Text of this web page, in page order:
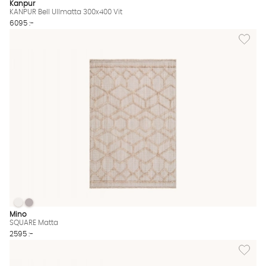
Kanpur
KANPUR Bell Ullmatta 300x400 Vit
6095 :-
Lägg
SQUARE Matta Finns även i dessa färger:
SQUARE Matta
SQUARE Matta
Mino
SQUARE Matta
2595 :-
Lägg